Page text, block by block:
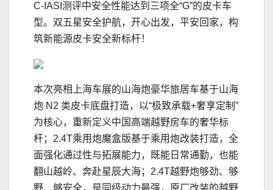
C-IASI测评中安全性能达到三项全“G”的皮卡车
型。双五星安全护航，开心出发，平安回家，构
筑新能源皮卡安全新标杆！
本次亮相上海车展的山海炮豪华旅居车基于山海
炮 N2 类皮卡底盘打造，以“极致承载+奢享定制”
为核心，重新定义中国高端越野房车的奢华标
杆；2.4T乘用炮魔盒版基于乘用炮改装打造，全
面强化通过性与拓展能力，既能日常通勤，也能
翻山越岭、奔赴星辰大海；2.4T越野炮够劲、够